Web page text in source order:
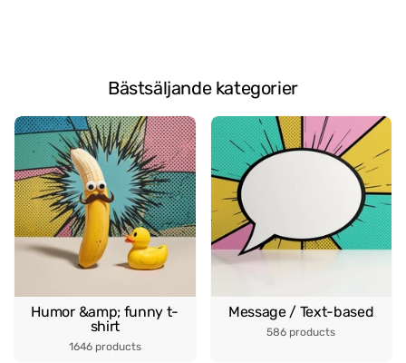
Bästsäljande kategorier
Humor &amp; funny t-
shirt
1646 products
Message / Text-based
586 products